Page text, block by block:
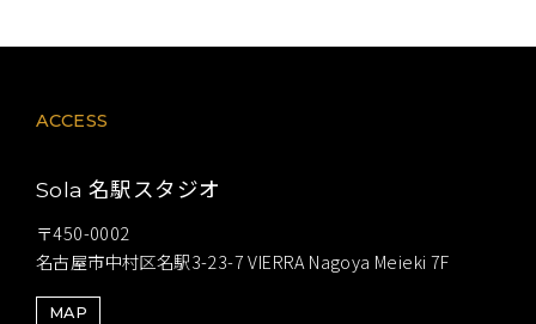
ACCESS
Sola 名駅スタジオ
〒450-0002
名古屋市中村区名駅3-23-7 VIERRA Nagoya Meieki 7F
MAP